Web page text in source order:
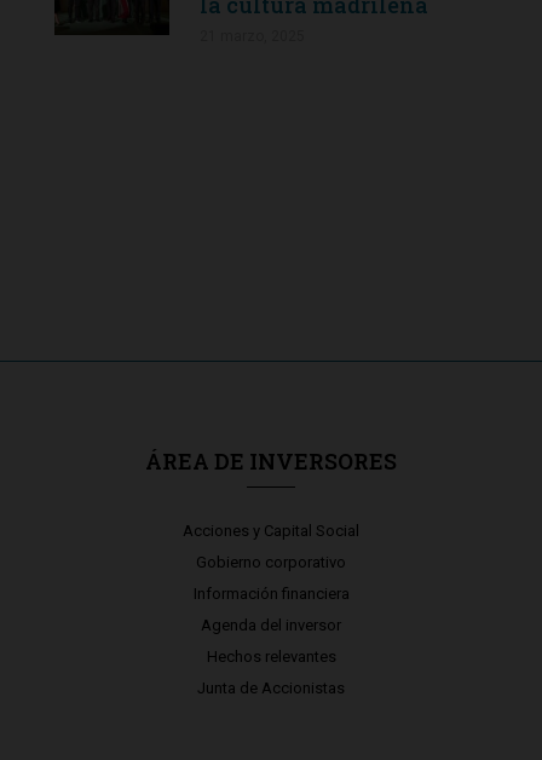
ÁREA DE INVERSORES
Acciones y Capital Social
Gobierno corporativo
Información financiera
Agenda del inversor
Hechos relevantes
Junta de Accionistas